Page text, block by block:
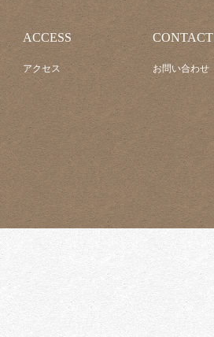
ACCESS
アクセス
CONTACT
お問い合わせ